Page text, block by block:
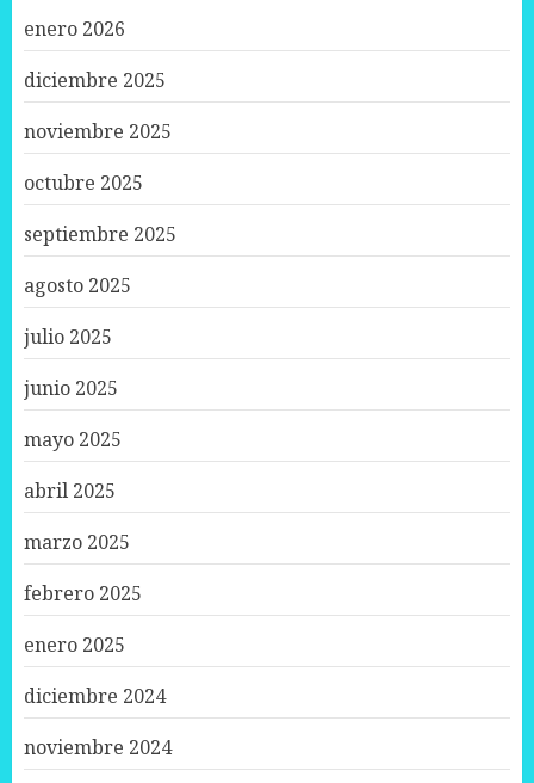
enero 2026
diciembre 2025
noviembre 2025
octubre 2025
septiembre 2025
agosto 2025
julio 2025
junio 2025
mayo 2025
abril 2025
marzo 2025
febrero 2025
enero 2025
diciembre 2024
noviembre 2024